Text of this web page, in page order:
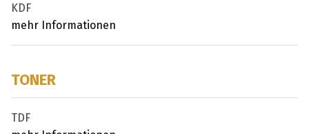
KDF
mehr Informationen
TONER
TDF